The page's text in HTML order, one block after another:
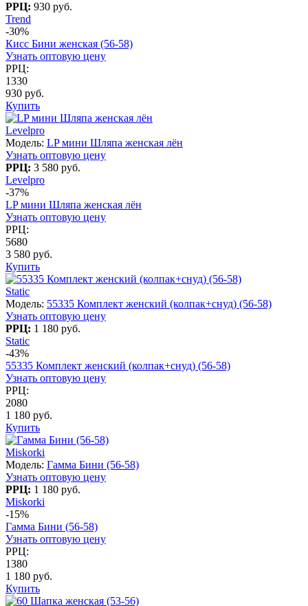
РРЦ: 930 руб.
Trend
-30%
Кисс Бини женская (56-58)
Узнать оптовую цену
РРЦ:
1330
930 руб.
Купить
Levelpro
Модель: LP мини Шляпа женская лён
Узнать оптовую цену
РРЦ: 3 580 руб.
Levelpro
-37%
LP мини Шляпа женская лён
Узнать оптовую цену
РРЦ:
5680
3 580 руб.
Купить
Static
Модель: 55335 Комплект женский (колпак+снуд) (56-58)
Узнать оптовую цену
РРЦ: 1 180 руб.
Static
-43%
55335 Комплект женский (колпак+снуд) (56-58)
Узнать оптовую цену
РРЦ:
2080
1 180 руб.
Купить
Miskorki
Модель: Гамма Бини (56-58)
Узнать оптовую цену
РРЦ: 1 180 руб.
Miskorki
-15%
Гамма Бини (56-58)
Узнать оптовую цену
РРЦ:
1380
1 180 руб.
Купить